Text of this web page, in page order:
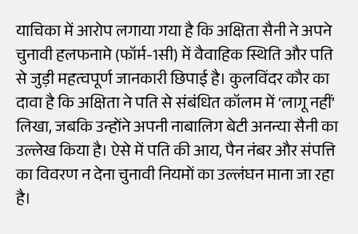
याचिका में आरोप लगाया गया है कि अक्षिता सैनी ने अपने
चुनावी हलफनामे (फॉर्म-1सी) में वैवाहिक स्थिति और पति
से जुड़ी महत्वपूर्ण जानकारी छिपाई है। कुलविंदर कौर का
दावा है कि अक्षिता ने पति से संबंधित कॉलम में ‘लागू नहीं’
लिखा, जबकि उन्होंने अपनी नाबालिग बेटी अनन्या सैनी का
उल्लेख किया है। ऐसे में पति की आय, पैन नंबर और संपत्ति
का विवरण न देना चुनावी नियमों का उल्लंघन माना जा रहा
है।